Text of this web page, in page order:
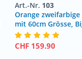
Art.-Nr. 103
Orange
mit 60cm Grösse,
CHF 159.90